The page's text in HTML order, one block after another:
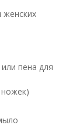
пена для